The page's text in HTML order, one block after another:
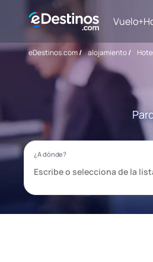
eDestinos.com/ alojamiento/